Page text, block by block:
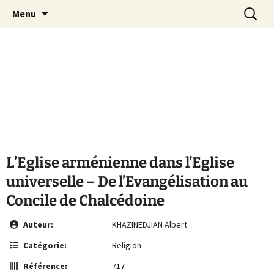
MCA Vienne
Le site de la Maison de la Culture
Arménienne de Vienne
Menu
L’Eglise arménienne dans l’Eglise
universelle – De l’Evangélisation au
Concile de Chalcédoine
Auteur:
KHAZINEDJIAN Albert
Catégorie:
Religion
Référence:
717